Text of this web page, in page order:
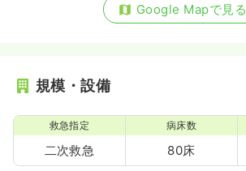
Google Mapで見る
規模・設備
救急指定
二次救急
病床数
80床